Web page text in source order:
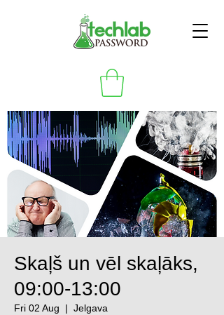
Skaļš un vēl skaļāks,
09:00-13:00
Fri 02 Aug
  |
Jelgava